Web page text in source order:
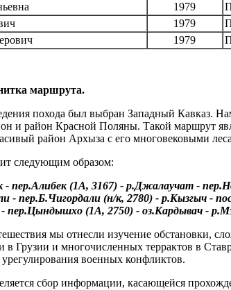
1979
1979
1979
маршрута.
похода был выбран Западный Кавказ.
и район Красной Поляны. Такой маршрут
район Архыза с его многовековыми
следующим образом:
- пер.Алибек (1А, 3167) - р.Джалаучат -
- пер.Б.Чигордали (н/к, 2780) - р.Кызгыч -
- пер.Цындышхо (1А, 2750) - оз.Кардывач -
мы отнесли изучение обстановки,
в Грузии и многочисленных террактов в
военных конфликтов.
сбор информации, касающейся